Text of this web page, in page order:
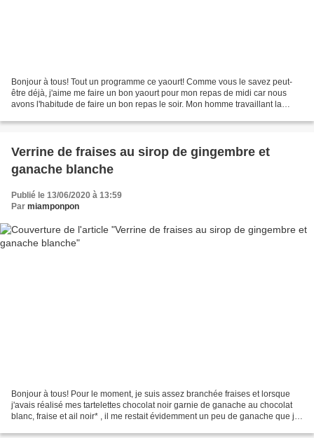
Bonjour à tous! Tout un programme ce yaourt! Comme vous le savez peut-
être déjà, j'aime me faire un bon yaourt pour mon repas de midi car nous
avons l'habitude de faire un bon repas le soir. Mon homme travaillant la
Verrine de fraises au sirop de gingembre et
ganache blanche
Publié le 13/06/2020 à 13:59
Par miamponpon
Bonjour à tous! Pour le moment, je suis assez branchée fraises et lorsque
j'avais réalisé mes tartelettes chocolat noir garnie de ganache au chocolat
blanc, fraise et ail noir* , il me restait évidemment un peu de ganache que j'ai